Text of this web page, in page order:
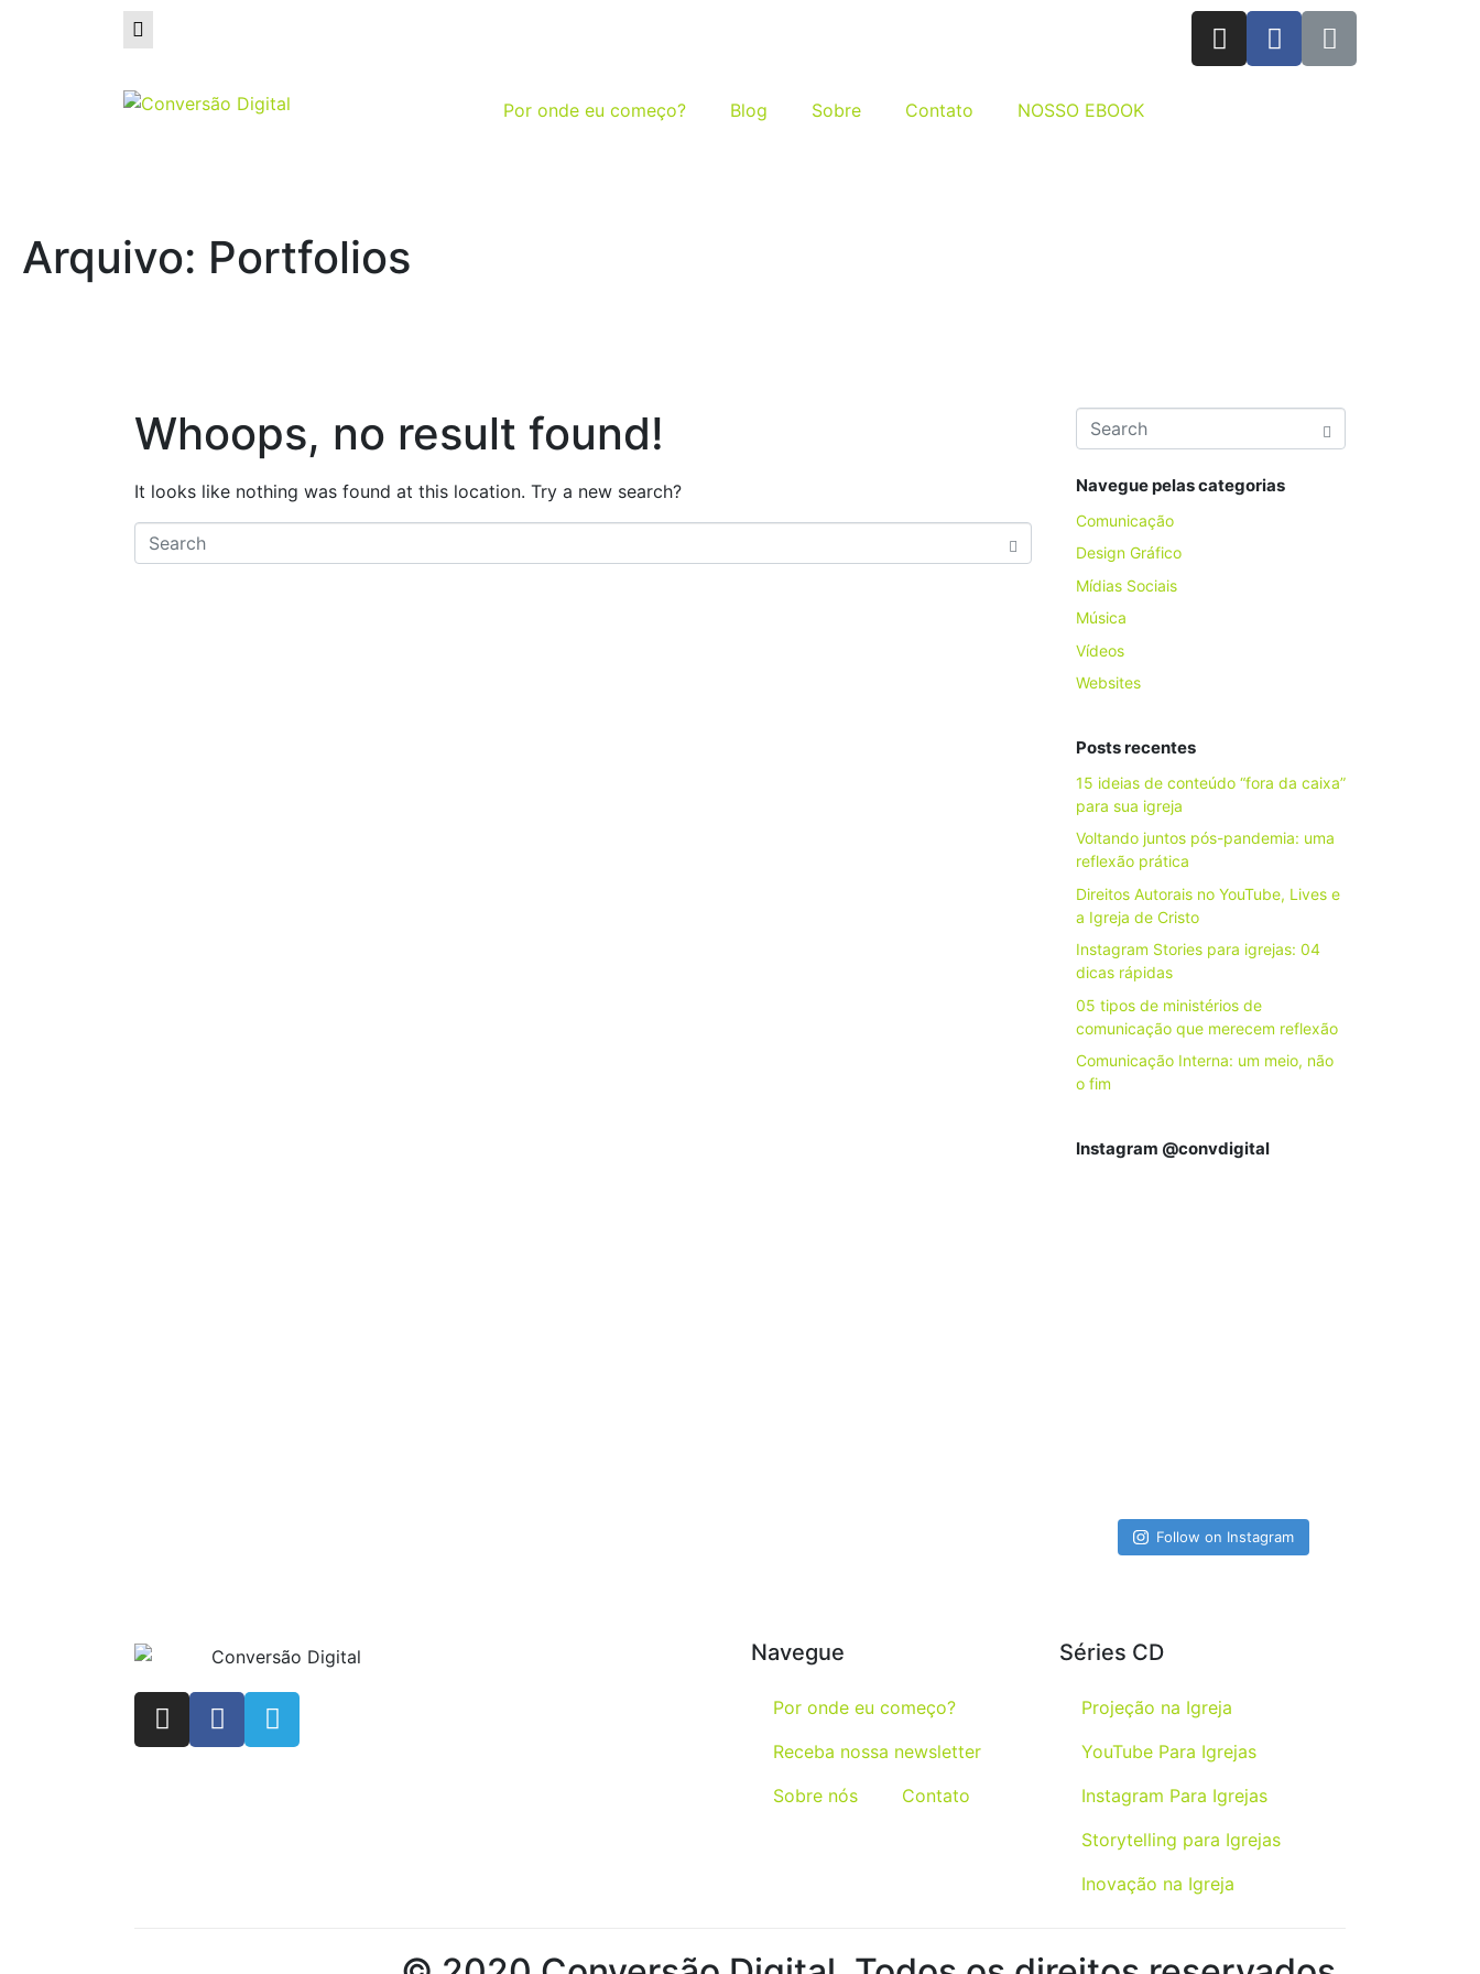
Por onde eu começo? Blog Sobre Contato NOSSO EBOOK
Arquivo: Portfolios
Whoops, no result found!
It looks like nothing was found at this location. Try a new search? Navegue pelas categorias
Comunicação
Design Gráfico
Mídias Sociais
Música
Vídeos
Websites
Posts recentes
15 ideias de conteúdo “fora da caixa”
para sua igreja
Voltando juntos pós-pandemia: uma
reflexão prática
Direitos Autorais no YouTube, Lives e
a Igreja de Cristo
Instagram Stories para igrejas: 04
dicas rápidas
05 tipos de ministérios de
comunicação que merecem reflexão
Comunicação Interna: um meio, não
o fim
Instagram @convdigital
Follow on Instagram
Navegue
Por onde eu começo?
Receba nossa newsletter
Sobre nós
Contato
Séries CD
Projeção na Igreja
YouTube Para Igrejas
Instagram Para Igrejas
Storytelling para Igrejas
Inovação na Igreja